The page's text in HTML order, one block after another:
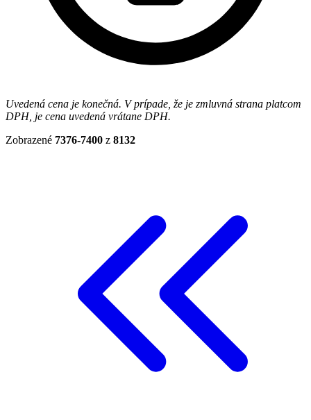
Uvedená cena je konečná. V prípade, že je zmluvná strana platcom
DPH, je cena uvedená vrátane DPH.
Zobrazené 7376-7400 z 8132